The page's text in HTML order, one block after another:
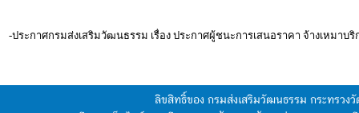
-ประกาศกรมส่งเสริมวัฒนธรรม เรื่อง ประกาศผู้ชนะการเสนอราคา จ้างเหมาบ
ลิขสิทธิ์ของ กรมส่งเสริมวัฒนธรรม กระทรว